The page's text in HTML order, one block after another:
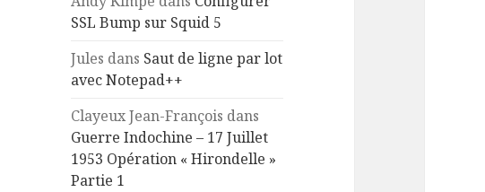
SSL Bump sur Squid 5
Jules dans Saut de ligne par lot
avec Notepad++
Clayeux Jean-François dans
Guerre Indochine – 17 Juillet
1953 Opération « Hirondelle »
Partie 1